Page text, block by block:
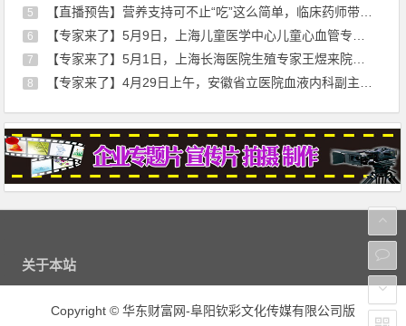
5 【直播预告】营养支持可不止“吃”这么简单，临床药师带你走出误区
6 【专家来了】5月9日，上海儿童医学中心儿童心血管专家刘廷亮教授来院坐诊
7 【专家来了】5月1日，上海长海医院生殖专家王煜来院通知
8 【专家来了】4月29日上午，安徽省立医院血液内科副主任医师薛磊来院坐诊通知
关于本站
Copyright © 华东财富网-阜阳钦彩文化传媒有限公司版